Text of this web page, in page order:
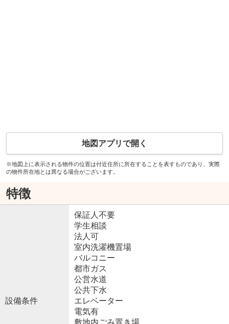
地図アプリで開く
※地図上に表示される物件の位置は付近住所に所在することを表すものであり、実際
の物件所在地とは異なる場合がございます。
特徴
設備条件
保証人不要
学生相談
法人可
室内洗濯機置場
バルコニー
都市ガス
公営水道
公共下水
エレベーター
電気有